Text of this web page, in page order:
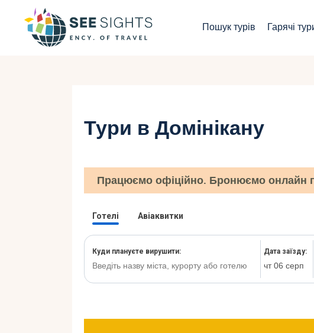
Пошук турів Гарячі
Інфо
Блог
Укр
Ру
Тури в Домінікану
Працюємо офіційно. Бронюємо онлайн